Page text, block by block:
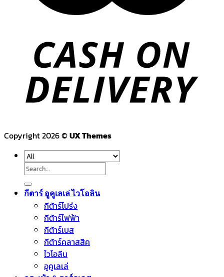
Copyright 2026 ©UX Themes
Search
for:
กีตาร์ อูคูเลเล่ ไวโอลิน
กีต้าร์โปร่ง
กีต้าร์ไฟฟ้า
กีต้าร์เบส
กีต้าร์คลาสสิค
ไวโอลีน
อูคูเลเล่